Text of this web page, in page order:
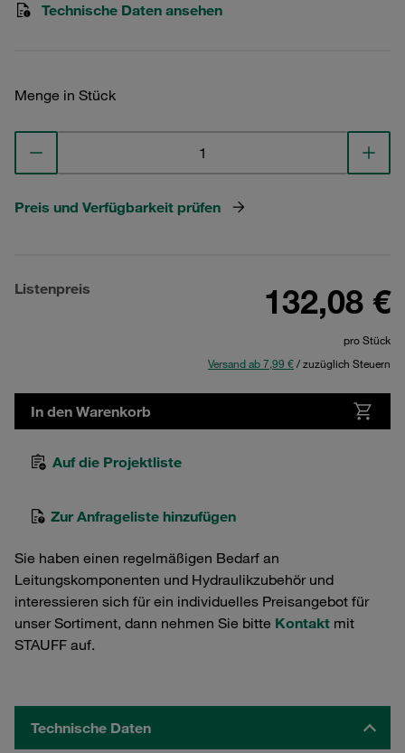
Technische Daten ansehen
Menge in Stück
Preis und Verfügbarkeit prüfen
Listenpreis 132,08 €
pro Stück
Versand ab 7,99 €/ zuzüglich Steuern
In den Warenkorb
Auf die Projektliste
Zur Anfrageliste hinzufügen
Sie haben einen regelmäßigen Bedarf an
Leitungskomponenten und Hydraulikzubehör und
interessieren sich für ein individuelles Preisangebot für
unser Sortiment, dann nehmen Sie bitte Kontakt mit
STAUFF auf.
Technische Daten